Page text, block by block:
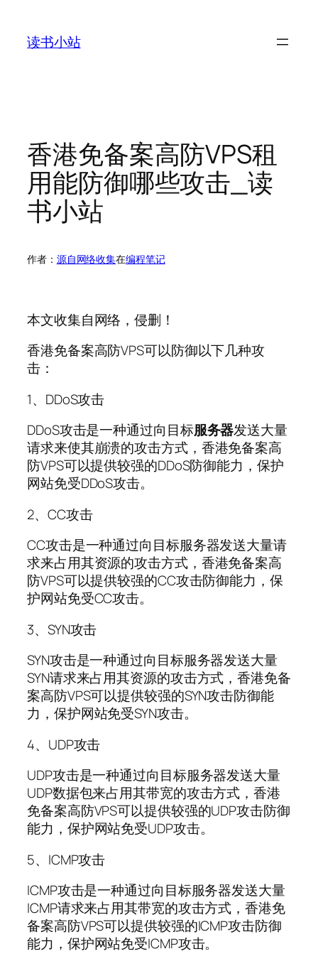
读书小站
香港免备案高防VPS租
用能防御哪些攻击_读
书小站
作者： 源自网络收集在编程笔记
本文收集自网络，侵删！
香港免备案高防VPS可以防御以下几种攻
击：
1、DDoS攻击
DDoS攻击是一种通过向目标服务器发送大量
请求来使其崩溃的攻击方式，香港免备案高
防VPS可以提供较强的DDoS防御能力，保护
网站免受DDoS攻击。
2、CC攻击
CC攻击是一种通过向目标服务器发送大量请
求来占用其资源的攻击方式，香港免备案高
防VPS可以提供较强的CC攻击防御能力，保
护网站免受CC攻击。
3、SYN攻击
SYN攻击是一种通过向目标服务器发送大量
SYN请求来占用其资源的攻击方式，香港免备
案高防VPS可以提供较强的SYN攻击防御能
力，保护网站免受SYN攻击。
4、UDP攻击
UDP攻击是一种通过向目标服务器发送大量
UDP数据包来占用其带宽的攻击方式，香港
免备案高防VPS可以提供较强的UDP攻击防御
能力，保护网站免受UDP攻击。
5、ICMP攻击
ICMP攻击是一种通过向目标服务器发送大量
ICMP请求来占用其带宽的攻击方式，香港免
备案高防VPS可以提供较强的ICMP攻击防御
能力，保护网站免受ICMP攻击。